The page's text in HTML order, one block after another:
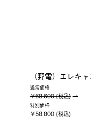
（野電）エレキ
通常価格
￥68,600 (税込)
特別価格
￥58,800 (税込)